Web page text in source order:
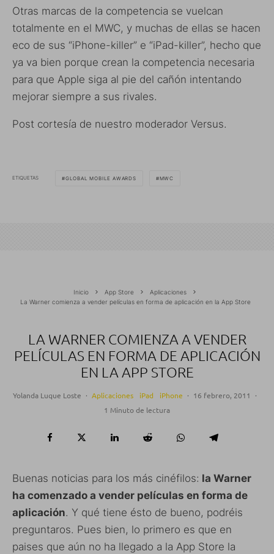
Otras marcas de la competencia se vuelcan
totalmente en el MWC, y muchas de ellas se hacen
eco de sus “iPhone-killer” e “iPad-killer”, hecho que
ya va bien porque crean la competencia necesaria
para que Apple siga al pie del cañón intentando
mejorar siempre a sus rivales.
Post cortesía de nuestro moderador Versus.
ETIQUETAS GLOBAL MOBILE AWARDS MWC
Inicio App Store
Aplicaciones
La Warner comienza a vender películas en forma de aplicación en la App Store
LA WARNER COMIENZA A VENDER
PELÍCULAS EN FORMA DE APLICACIÓN
EN LA APP STORE
Yolanda Luque Loste · Aplicaciones iPad iPhone · 16 febrero, 2011
·
1 Minuto de lectura
Buenas noticias para los más cinéfilos: la Warner
ha comenzado a vender películas en forma de
aplicación. Y qué tiene ésto de bueno, podréis
preguntaros. Pues bien, lo primero es que en
paises que aún no ha llegado a la App Store la